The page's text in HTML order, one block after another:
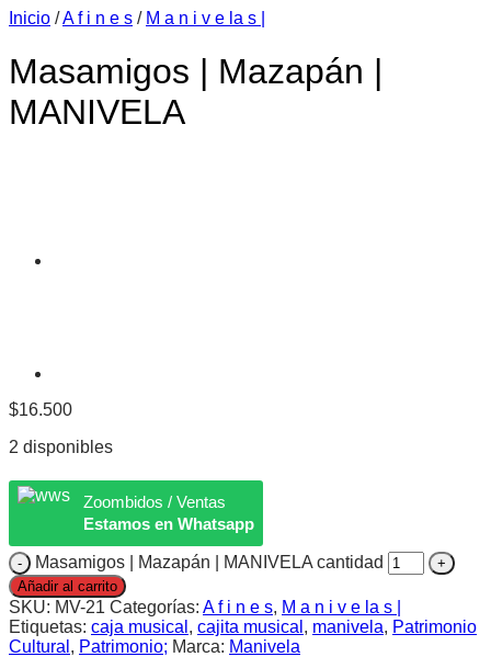
Inicio /A f i n e s / M a n i v e la s |
Masamigos | Mazapán |
MANIVELA
$16.500
2 disponibles
Zoombidos / Ventas
Estamos en Whatsapp
Masamigos | Mazapán | MANIVELA cantidad
Añadir al carrito
SKU: MV-21 Categorías: A f i n e s, M a n i v e la s |
Etiquetas: caja musical , cajita musical , manivela, Patrimonio
Cultural , Patrimonio; Marca: Manivela